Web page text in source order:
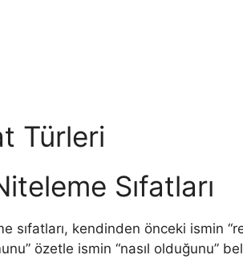
Türleri
Sıfatları
sıfatları, kendinden önceki ismin
özetle ismin “nasıl olduğunu”